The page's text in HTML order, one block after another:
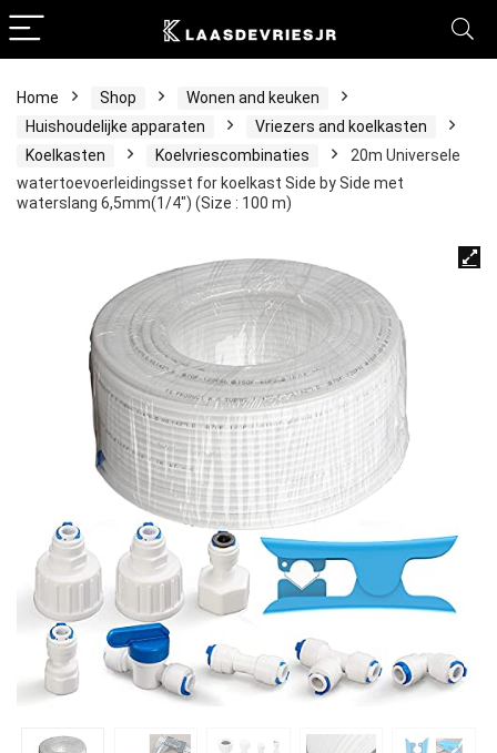
Home Shop
Wonen and keuken
Huishoudelijke apparaten
Vriezers and koelkasten
Koelkasten
Koelvriescombinaties
20m Universele
watertoevoerleidingsset for koelkast Side by Side met
waterslang 6,5mm(1/4″) (Size : 100 m)